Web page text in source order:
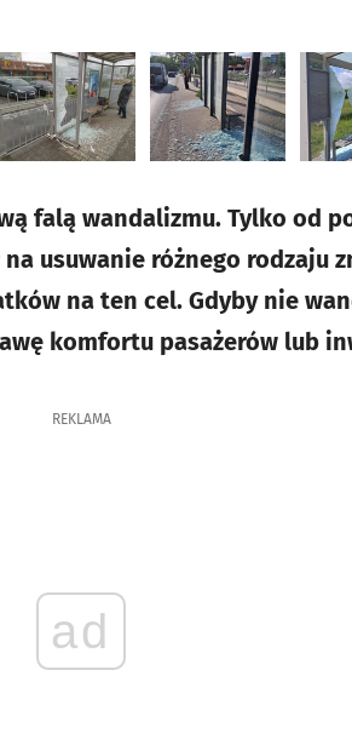
falą wandalizmu. Tylko od
usuwanie różnego rodzaju
na ten cel. Gdyby nie
komfortu pasażerów lub
REKLAMA
ad